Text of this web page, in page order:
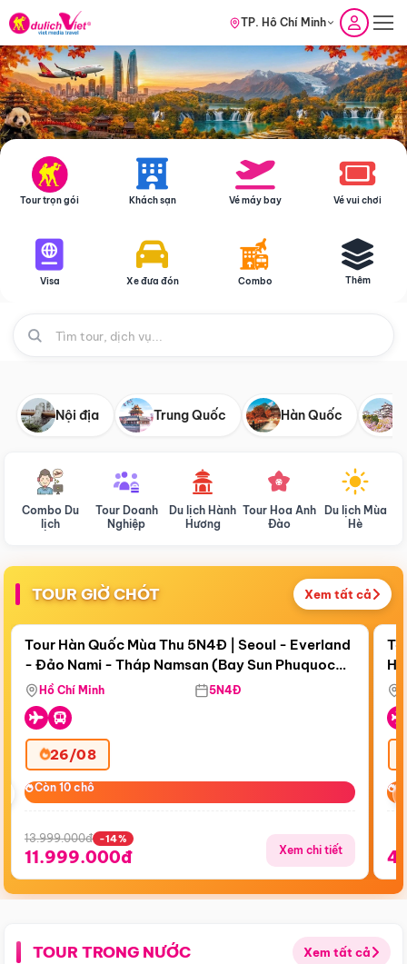
TP. Hồ Chí Minh
Tour trọn gói Khách sạn Vé máy bay Vé vui chơi
Visa Xe đưa đón Combo Thêm
Nội địa Trung Quốc Hàn Quốc
Combo Du
lịch
Tour Doanh
Nghiệp
Du lịch Hành
Hương
Tour Hoa Anh
Đào
Du lịch Mùa
Hè
TOUR GIỜ CHÓT Xem tất cả
Còn19 ngày 09:31:15
Điểm nổi bật
Tour Hàn Quốc Mùa Thu 5N4Đ | Seoul - Everland
- Đảo Nami - Tháp Namsan (Bay Sun Phuquoc
Airways)
Hồ Chí Minh 5N4Đ
26/08
Còn 10 chỗ
Còn 10 chỗ
13.999.000đ -14%
11.999.000đ Xem chi tiết
TOUR TRONG NƯỚC Xem tất cả
Điểm nổi bật